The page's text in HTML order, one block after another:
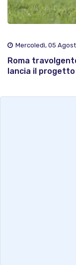
Mercoledì, 05
Roma
lancia il progetto